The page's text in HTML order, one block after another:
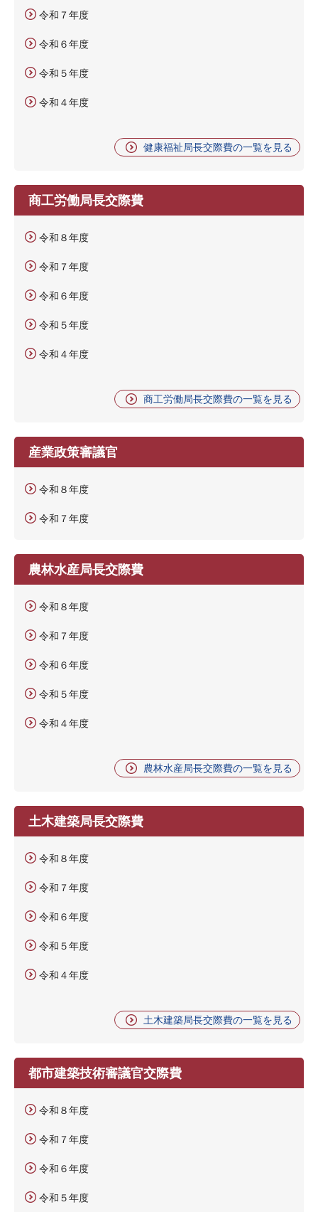
令和７年度
令和６年度
令和５年度
令和４年度
健康福祉局長交際費の一覧を見る
商工労働局長交際費
令和８年度
令和７年度
令和６年度
令和５年度
令和４年度
商工労働局長交際費の一覧を見る
産業政策審議官
令和８年度
令和７年度
農林水産局長交際費
令和８年度
令和７年度
令和６年度
令和５年度
令和４年度
農林水産局長交際費の一覧を見る
土木建築局長交際費
令和８年度
令和７年度
令和６年度
令和５年度
令和４年度
土木建築局長交際費の一覧を見る
都市建築技術審議官交際費
令和８年度
令和７年度
令和６年度
令和５年度